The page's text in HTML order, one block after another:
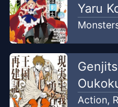
Yaru
Action,